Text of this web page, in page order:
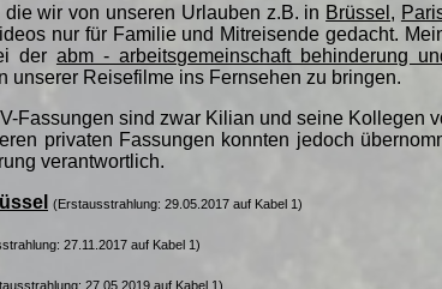
wir von unseren Urlauben z.B. in Brüssel ,
nur für Familie und Mitreisende gedacht.
der abm - arbeitsgemeinschaft behinderung
unserer Reisefilme ins Fernsehen zu bringen.
Fassungen sind zwar Kilian und seine Kollegen
privaten Fassungen konnten jedoch
verantwortlich.
(Erstausstrahlung: 29.05.2017 auf Kabel 1)
27.11.2017 auf Kabel 1)
27.05.2019 auf Kabel 1)